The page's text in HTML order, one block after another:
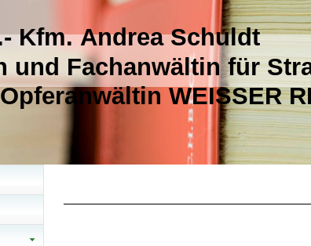
Kfm. Andrea Schuldt
und Fachanwältin für
WEISSER